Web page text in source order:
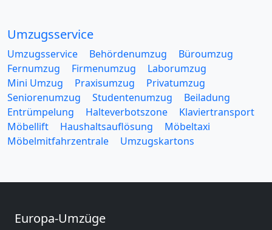
Umzugsservice
Umzugsservice Behördenumzug
Büroumzug
Fernumzug
Firmenumzug
Laborumzug
Mini Umzug
Praxisumzug
Privatumzug
Seniorenumzug
Studentenumzug
Beiladung
Entrümpelung
Halteverbotszone
Klaviertransport
Möbellift
Haushaltsauflösung
Möbeltaxi
Möbelmitfahrzentrale
Umzugskartons
Europa-Umzüge